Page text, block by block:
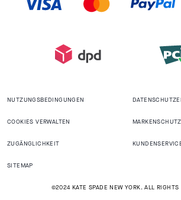
NUTZUNGSBEDINGUNGEN
COOKIES VERWALTEN MARKENSCHUTZ
ZUGÄNGLICHKEIT
SITEMAP
©2024 KATE SPADE NEW YORK. ALL RIGHTS